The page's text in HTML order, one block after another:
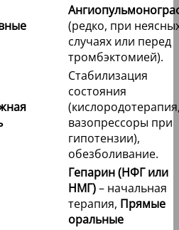
(редко, при
случаях или перед
тромбэктомией).
Стабилизация
состояния
вазопрессоры при
гипотензии),
обезболивание.
Гепарин (НФГ или
НМГ)– начальная
терапия, Прямые
оральные